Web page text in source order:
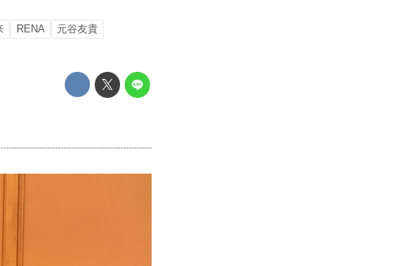
RENA
元谷友貴